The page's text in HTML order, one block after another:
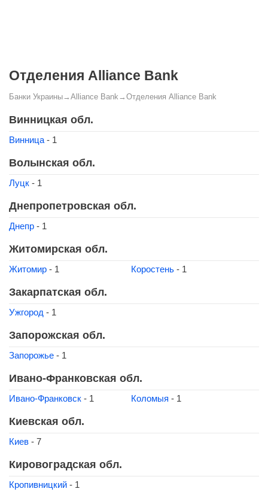
Отделения Alliance Bank
Банки Украины→ Alliance Bank → Отделения Alliance Bank
Винницкая обл.
Винница - 1
Волынская обл.
Луцк - 1
Днепропетровская обл.
Днепр - 1
Житомирская обл.
Житомир - 1 Коростень - 1
Закарпатская обл.
Ужгород - 1
Запорожская обл.
Запорожье - 1
Ивано-Франковская обл.
Ивано-Франковск - 1 Коломыя - 1
Киевская обл.
Киев - 7
Кировоградская обл.
Кропивницкий - 1